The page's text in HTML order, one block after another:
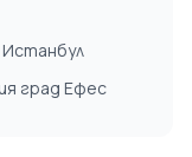
град Ефес